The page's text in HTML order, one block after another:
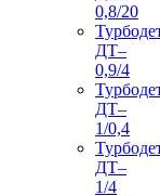
0,8/20
ДТ–
0,9/4
ДТ–
1/0,4
ДТ–
1/4